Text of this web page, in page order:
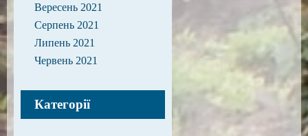
Вересень 2021
Серпень 2021
Липень 2021
Червень 2021
Категорії